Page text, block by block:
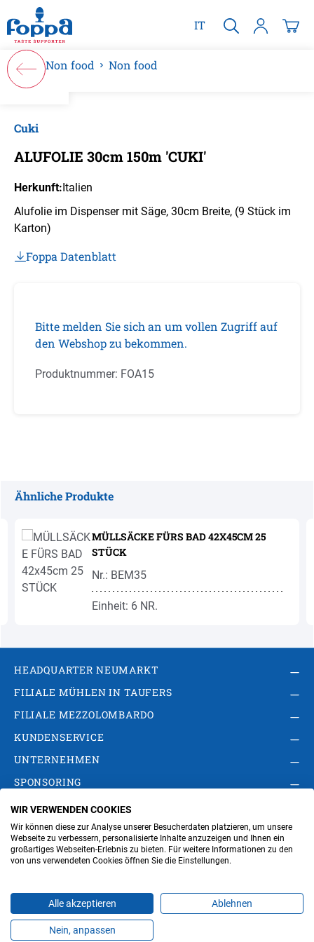
springen
IT
Produkte Favoriten Themen
Non food Non food
Cuki
ALUFOLIE 30cm 150m 'CUKI'
Herkunft:Italien
Alufolie im Dispenser mit Säge, 30cm Breite, (9 Stück im
Karton)
Foppa Datenblatt
Bitte melden Sie sich an um vollen Zugriff auf
den Webshop zu bekommen.
Produktnummer: FOA15
Ähnliche Produkte
MÜLLSÄCKE FÜRS BAD 42X45CM 25
STÜCK
Nr.: BEM35
Einheit: 6 NR.
HEADQUARTER NEUMARKT
FILIALE MÜHLEN IN TAUFERS
FILIALE MEZZOLOMBARDO
KUNDENSERVICE
UNTERNEHMEN
SPONSORING
AGB Privacy Policy
Impressum
Cookie-Einstellungen ändern
Verwaltung
WIR VERWENDEN COOKIES
Wir können diese zur Analyse unserer Besucherdaten platzieren, um unsere
Webseite zu verbessern, personalisierte Inhalte anzuzeigen und Ihnen ein
großartiges Webseiten-Erlebnis zu bieten. Für weitere Informationen zu den
von uns verwendeten Cookies öffnen Sie die Einstellungen.
Alle akzeptieren Ablehnen
Nein, anpassen